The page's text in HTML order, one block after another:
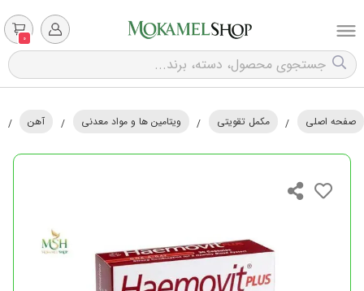
0
صفحه اصلی / مکمل تقویتی / ویتامین ها و مواد معدنی / آهن /